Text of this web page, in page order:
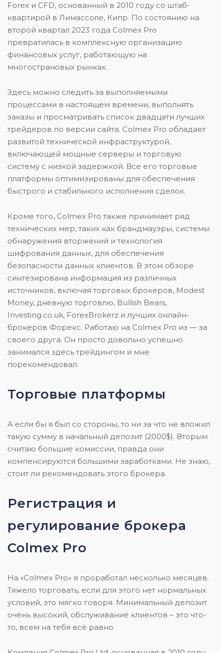
Forex и CFD, основанный в 2010 году со штаб-
квартирой в Лимассоле, Кипр. По состоянию на
второй квартал 2023 года Colmex Pro
превратилась в комплексную организацию
финансовых услуг, работающую на
многострановых рынках.
Здесь можно следить за выполняемыми
процессами в настоящем времени, выполнять
заказы и просматривать список двадцати лучших
трейдеров по версии сайта. Colmex Pro обладает
развитой технической инфраструктурой,
включающей мощные серверы и торговую
систему с низкой задержкой. Все его торговые
платформы оптимизированы для обеспечения
быстрого и стабильного исполнения сделок.
Кроме того, Colmex Pro также принимает ряд
технических мер, таких как брандмауэры, системы
обнаружения вторжений и технология
шифрования данных, для обеспечения
безопасности данных клиентов. В этом обзоре
синтезирована информация из различных
источников, включая торговых брокеров, Modest
Money, дневную торговлю, Bullish Bears,
Investing.co.uk, ForexBrokerz и лучших онлайн-
брокеров Форекс. Работаю на Colmex Pro из — за
своего друга. Он просто довольно успешно
занимался здесь трейдингом и мне
порекомендовал.
Торговые платформы
А если бы я был со стороны, то ни за что не вложил
такую сумму в начальный депозит (2000$). Вторым
считаю большие комиссии, правда они
компенсируются большими заработками. Не знаю,
стоит ли рекомендовать этого брокера.
Регистрация и
регулирование брокера
Colmex Pro
На «Colmex Pro» я проработал несколько месяцев.
Тяжело торговать, если для этого нет нормальных
условий, это мягко говоря. Минимальный депозит
очень высокий, обслуживание клиентов – это что-
то, всем на тебя всё равно.